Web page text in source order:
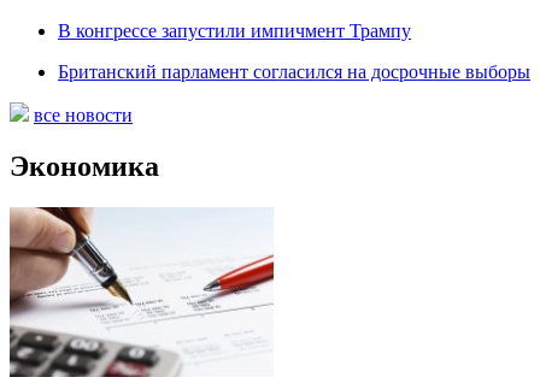
В конгрессе запустили импичмент Трампу
Британский парламент согласился на досрочные выборы
все новости
Экономика